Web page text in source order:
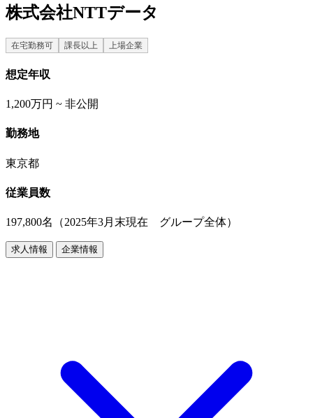
株式会社NTTデータ
在宅勤務可 課長以上 上場企業
想定年収
1,200万円 ~ 非公開
勤務地
東京都
従業員数
197,800名（2025年3月末現在 グループ全体）
求人情報 企業情報